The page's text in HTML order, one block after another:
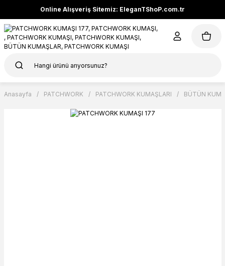
Online Alışveriş Sitemiz: EleganTShoP.com.tr
Anasayfa PATCHWORK PATCHWORK KUMAŞLARI BÜTÜN